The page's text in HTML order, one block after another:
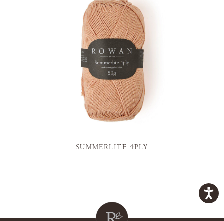
SUMMERLITE 4PLY